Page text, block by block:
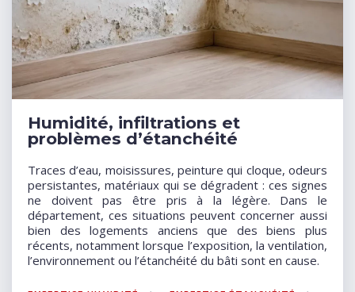
Humidité, infiltrations et
problèmes d’étanchéité
Traces d’eau, moisissures, peinture qui cloque, odeurs
persistantes, matériaux qui se dégradent : ces signes
ne doivent pas être pris à la légère. Dans le
département, ces situations peuvent concerner aussi
bien des logements anciens que des biens plus
récents, notamment lorsque l’exposition, la ventilation,
l’environnement ou l’étanchéité du bâti sont en cause.